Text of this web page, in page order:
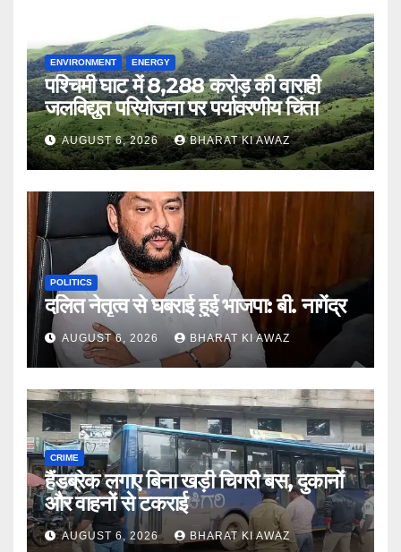
ENVIRONMENT ENERGY
पश्चिमी घाट में 8,288 करोड़ की वाराही
जलविद्युत परियोजना पर पर्यावरणीय चिंता
AUGUST 6, 2026 BHARAT KI AWAZ
POLITICS
दलित नेतृत्व से घबराई हुई भाजपा: बी. नागेंद्र
AUGUST 6, 2026 BHARAT KI AWAZ
CRIME
हैंडब्रेक लगाए बिना खड़ी चिगरी बस, दुकानों
और वाहनों से टकराई
AUGUST 6, 2026 BHARAT KI AWAZ